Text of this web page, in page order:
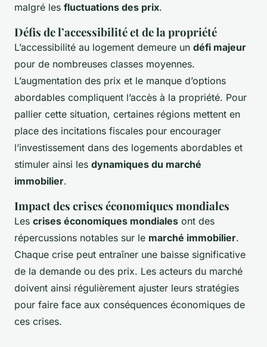
malgré les fluctuations des prix.
Défis de l’accessibilité et de la propriété
L’accessibilité au logement demeure un défi majeur
pour de nombreuses classes moyennes.
L’augmentation des prix et le manque d’options
abordables compliquent l’accès à la propriété. Pour
pallier cette situation, certaines régions mettent en
place des incitations fiscales pour encourager
l’investissement dans des logements abordables et
stimuler ainsi les dynamiques du marché
immobilier.
Impact des crises économiques mondiales
Les crises économiques mondiales ont des
répercussions notables sur le marché immobilier.
Chaque crise peut entraîner une baisse significative
de la demande ou des prix. Les acteurs du marché
doivent ainsi régulièrement ajuster leurs stratégies
pour faire face aux conséquences économiques de
ces crises.